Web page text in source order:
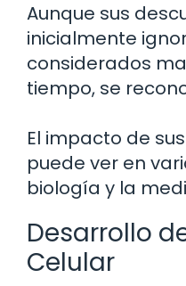
Aunque sus
inicialmente
considerados
tiempo, se
El impacto de
puede ver en
biología y la
Desarrollo
Celular